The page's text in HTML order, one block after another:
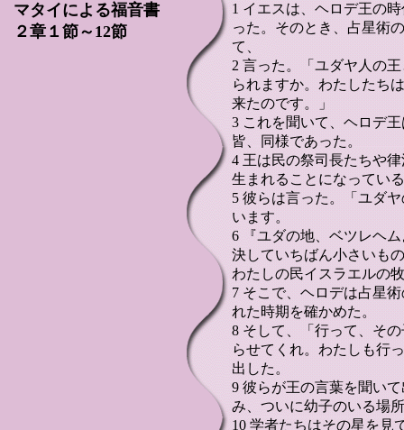
マタイによる福音書
２章１節～12節
1 イエスは、ヘロデ王の
った。そのとき、占星術
て、
2 言った。「ユダヤ人の
られますか。わたしたち
来たのです。」
3 これを聞いて、ヘロデ
皆、同様であった。
4 王は民の祭司長たちや
生まれることになってい
5 彼らは言った。「ユダ
います。
6 『ユダの地、ベツレヘ
決していちばん小さいも
わたしの民イスラエルの
7 そこで、ヘロデは占星
れた時期を確かめた。
8 そして、「行って、そ
らせてくれ。わたしも行
出した。
9 彼らが王の言葉を聞い
み、ついに幼子のいる場
10 学者たちはその星を見